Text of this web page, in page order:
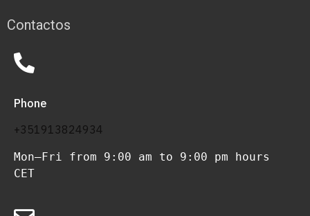
Contactos
Phone
+351913824934
Mon–Fri from 9:00 am to 9:00 pm hours
CET